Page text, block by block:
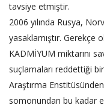
tavsiye etmiştir.
2006 yılında Rusya,
yasaklamıştır. Gerekçe
KADMİYUM miktarını
suçlamaları reddettiği
Araştırma
somonundan bu kadar